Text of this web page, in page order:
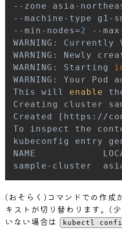
--zone asia-
--machine-type g1-
--min-nodes=2 --
WARNING:
WARNING: Newly
WARNING: Starting
WARNING: Your Pod
This will enable
Creating cluster
Created
[ https://
To inspect the
kubeconfig entry
sample-cluster
(おそらく)コマンドでの作成
キストが切り替わります。(
いない場合は
kubectl